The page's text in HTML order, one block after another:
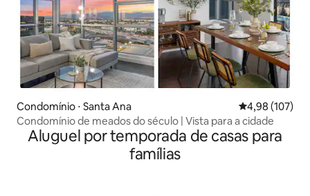
Condomínio ⋅ Santa Ana 4,98 de uma
4,98 (107)
Condomínio de meados do século | Vista para a cidade
Aluguel por temporada de casas para
famílias